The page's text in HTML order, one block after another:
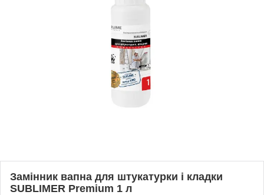
Замінник вапна для штукатурки і кладки
SUBLIMER Premium 1 л